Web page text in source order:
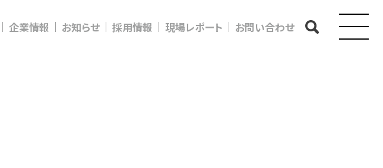
企業情報 お知らせ 採用情報 現場レポート お問い合わせ